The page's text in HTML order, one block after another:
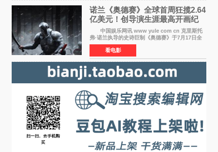
诺兰《奥德赛》全球首周狂揽2.64
亿美元！创导演生涯最高开画纪
中国娱乐网讯 www yule com cn 克里斯托
弗·诺兰执导的史诗巨制《奥德赛》于7月17日全
球上映，首周末票房表现远超预期——北美首周
三天粗报1 245亿美元（开画3919馆），全球首周
2 641亿美元
看电影